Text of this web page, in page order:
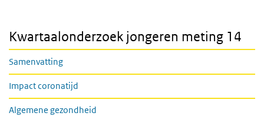
Kwartaalonderzoek jongeren meting 14
Samenvatting
Impact coronatijd
Algemene gezondheid